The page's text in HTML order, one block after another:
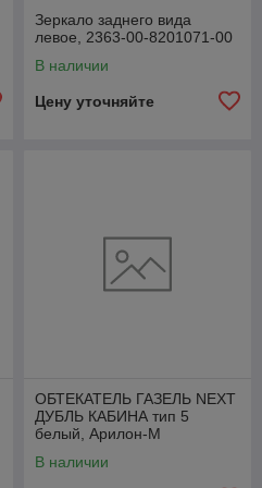
Зеркало заднего вида
левое, 2363-00-8201071-00
В наличии
Цену уточняйте
ОБТЕКАТЕЛЬ ГАЗЕЛЬ NEXT
ДУБЛЬ КАБИНА тип 5
белый, Арилон-М
В наличии